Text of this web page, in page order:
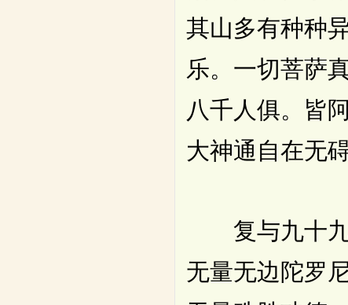
其山多有种种
乐。一切菩萨
八千人俱。皆
大神通自在无
复与九十九
无量无边陀罗